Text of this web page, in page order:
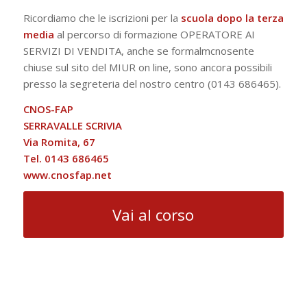
Ricordiamo che le iscrizioni per la scuola dopo la terza
media al percorso di formazione OPERATORE AI
SERVIZI DI VENDITA, anche se formalmcnosente
chiuse sul sito del MIUR on line, sono ancora possibili
presso la segreteria del nostro centro (0143 686465).
CNOS-FAP
SERRAVALLE SCRIVIA
Via Romita, 67
Tel. 0143 686465
www.cnosfap.net
Vai al corso